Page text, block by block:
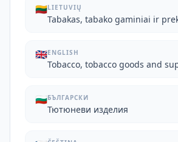
🇱🇹LIETUVIŲ
Tabakas, tabako gaminiai ir
🇬🇧ENGLISH
Tobacco, tobacco goods and
🇧🇬БЪЛГАРСКИ
Тютюневи изделия